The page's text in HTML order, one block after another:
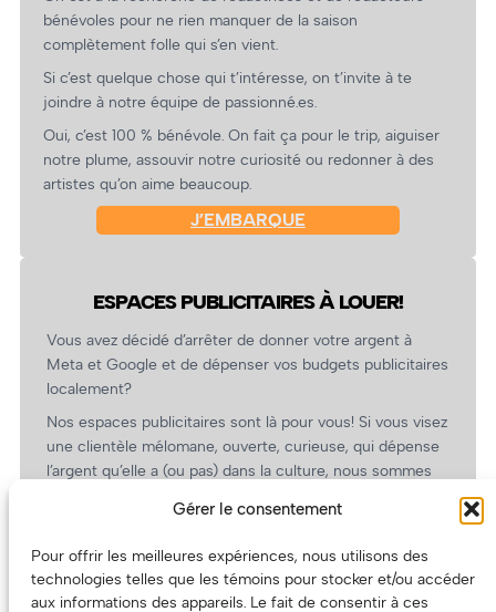
Gérer le consentement
Pour offrir les meilleures expériences, nous utilisons des
technologies telles que les témoins pour stocker et/ou accéder
aux informations des appareils. Le fait de consentir à ces
bénévoles pour ne rien manquer de la saison
complètement folle qui s’en vient.
Si c’est quelque chose qui t’intéresse, on t’invite à te
joindre à notre équipe de passionné.es.
Oui, c’est 100 % bénévole. On fait ça pour le trip, aiguiser
notre plume, assouvir notre curiosité ou redonner à des
artistes qu’on aime beaucoup.
J’EMBARQUE
ESPACES PUBLICITAIRES À LOUER!
Vous avez décidé d’arrêter de donner votre argent à
Meta et Google et de dépenser vos budgets publicitaires
localement?
Nos espaces publicitaires sont là pour vous! Si vous visez
une clientèle mélomane, ouverte, curieuse, qui dépense
l’argent qu’elle a (ou pas) dans la culture, nous sommes
revient.
(Oui, on va avoir des tarifs spéciaux pour vous, les